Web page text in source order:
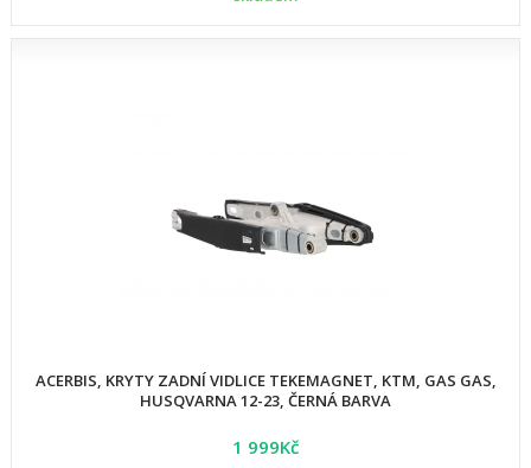
ACERBIS, KRYTY ZADNÍ VIDLICE TEKEMAGNET, KTM, GAS GAS,
HUSQVARNA 12-23, ČERNÁ BARVA
1 999Kč